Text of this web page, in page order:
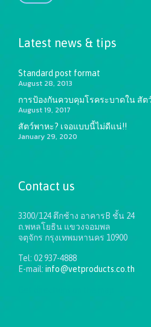
Latest news & tips
Standard post format
August 28, 2013
การป้องกันควบคุมโรคระบาดใน สัต
August 19, 2017
สัตว์พาหะ? เจอแบบนี้ไม่ดีแน่!!
January 29, 2020
Contact us
3300/124 ตึกช้าง อาคารB ชั้น 24
ถ.พหลโยธิน แขวงจอมพล
จตุจักร กรุงเทพมหานคร 10900
Tel: 02 937-4888
E-mail: info@vetproducts.co.th